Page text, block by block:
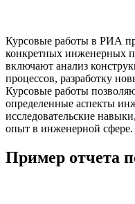
Курсовые работы в РИА
конкретных инженерных
включают анализ
процессов, разработку
Курсовые работы
определенные аспекты
исследовательские
опыт в инженерной сфере.
Пример отчета